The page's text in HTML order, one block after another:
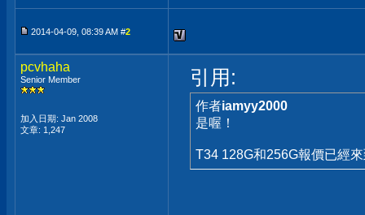
2014-04-09, 08:39 AM #2
pcvhaha
Senior Member
加入日期: Jan 2008
文章: 1,247
引用:
作者iamyy2000
是喔！
T34 128G和256G報價已經